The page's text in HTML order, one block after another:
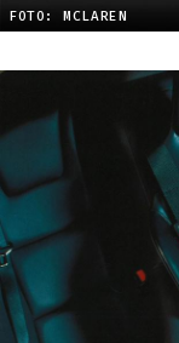
FOTO: MCLAREN